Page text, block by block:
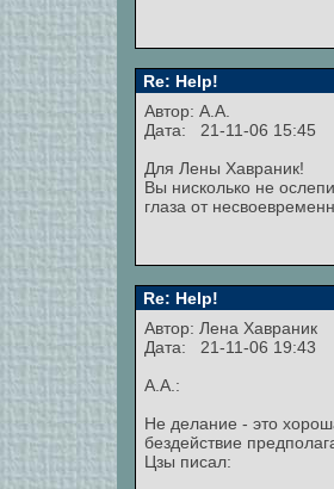
Re: Help!
Автор: А.А.
Дата: 21-11-06 15:45
Для Лены Хавраник!
Вы нисколько не
глаза от
Re: Help!
Автор: Лена Хавраник
Дата: 21-11-06 19:43
А.А.:
Не делание - это
бездействие
Цзы писал: